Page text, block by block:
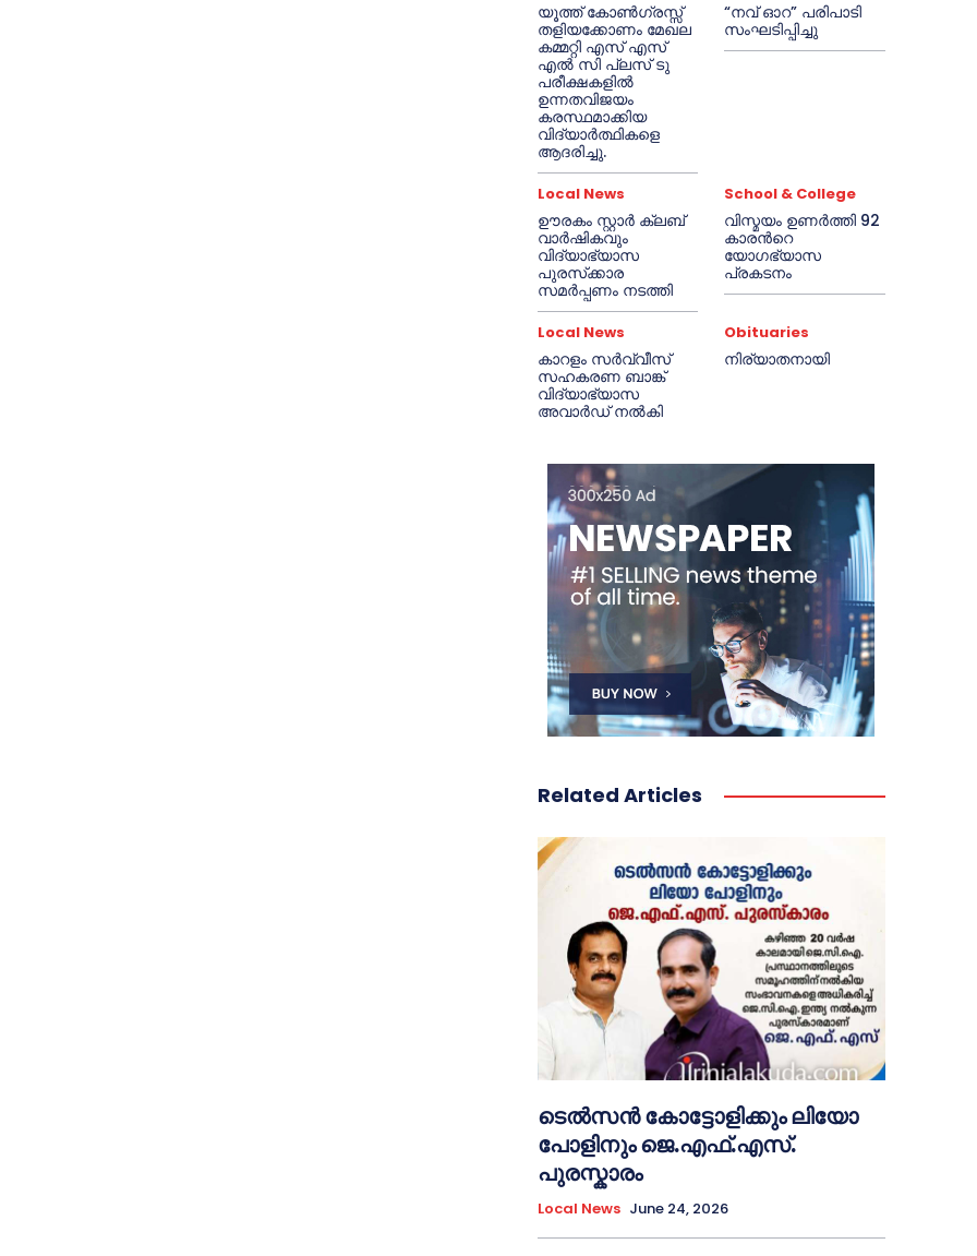
യൂത്ത് കോൺഗ്രസ്സ്
തളിയക്കോണം മേഖല
കമ്മറ്റി എസ് എസ്
എൽ സി പ്ലസ് ടു
പരീക്ഷകളിൽ
ഉന്നതവിജയം
കരസ്ഥമാക്കിയ
വിദ്യാർത്ഥികളെ
ആദരിച്ചു.
“നവ് ഓറ” പരിപാടി
സംഘടിപ്പിച്ചു
Local News
ഊരകം സ്റ്റാർ ക്ലബ്
വാർഷികവും
വിദ്യാഭ്യാസ
പുരസ്‌ക്കാര
സമർപ്പണം നടത്തി
School & College
വിസ്മയം ഉണർത്തി 92
കാരൻറെ
യോഗഭ്യാസ
പ്രകടനം
Local News
കാറളം സർവ്വീസ്
സഹകരണ ബാങ്ക്
വിദ്യാഭ്യാസ
അവാർഡ് നൽകി
Obituaries
നിര്യാതനായി
Related Articles
ടെൽസൻ കോട്ടോളിക്കും ലിയോ
പോളിനും ജെ.എഫ്.എസ്.
പുരസ്കാരം
Local News June 24, 2026